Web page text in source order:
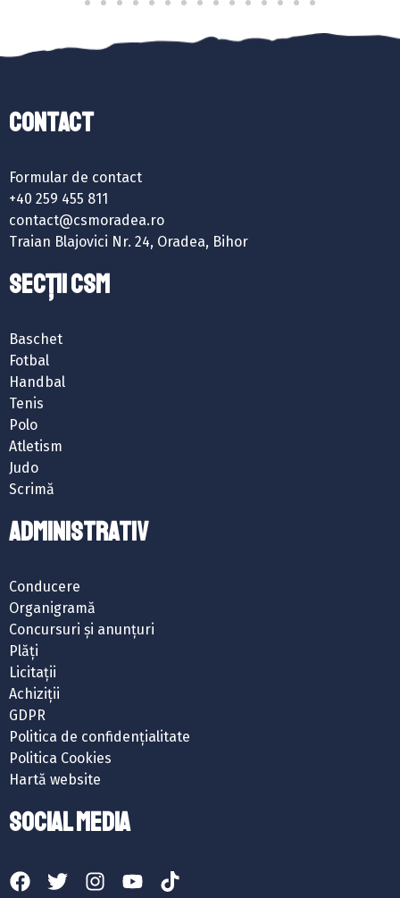
Contact
Formular de contact
+40 259 455 811
contact@csmoradea.ro
Traian Blajovici Nr. 24, Oradea, Bihor
SECȚII CSM
Baschet
Fotbal
Handbal
Tenis
Polo
Atletism
Judo
Scrimă
ADMINISTRATIV
Conducere
Organigramă
Concursuri și anunțuri
Plăți
Licitații
Achiziții
GDPR
Politica de confidențialitate
Politica Cookies
Hartă website
SOCIAL MEDIA